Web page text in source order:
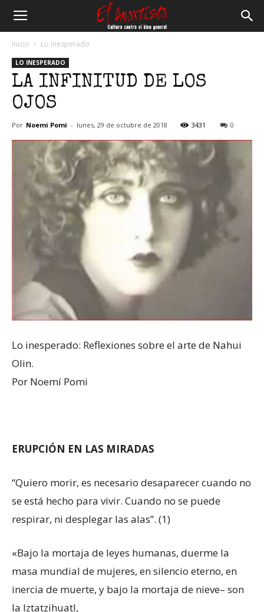
Anartista
Inicio Lo inesperado
LO INESPERADO
LA INFINITUD DE LOS
OJOS
Por Noemi Pomi - lunes, 29 de octubre de 2018 3431 0
Lo inesperado: Reflexiones sobre el arte de Nahui
Olin.
Por Noemí Pomi
ERUPCIÓN EN LAS MIRADAS
“Quiero morir, es necesario desaparecer cuando no
se está hecho para vivir. Cuando no se puede
respirar, ni desplegar las alas”. (1)
«Bajo la mortaja de leyes humanas, duerme la
masa mundial de mujeres, en silencio eterno, en
inercia de muerte, y bajo la mortaja de nieve– son
la Iztatzihuatl,